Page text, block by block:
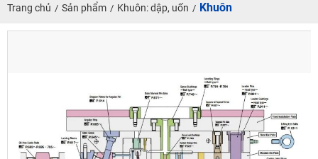
Trang chủ / Sản phẩm / Khuôn: dập, uốn / Khuôn